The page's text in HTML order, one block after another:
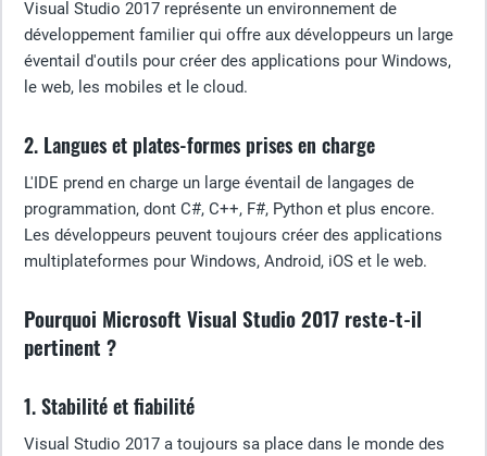
Visual Studio 2017 représente un environnement de
développement familier qui offre aux développeurs un large
éventail d'outils pour créer des applications pour Windows,
le web, les mobiles et le cloud.
2. Langues et plates-formes prises en charge
L'IDE prend en charge un large éventail de langages de
programmation, dont C#, C++, F#, Python et plus encore.
Les développeurs peuvent toujours créer des applications
multiplateformes pour Windows, Android, iOS et le web.
Pourquoi Microsoft Visual Studio 2017 reste-t-il
pertinent ?
1. Stabilité et fiabilité
Visual Studio 2017 a toujours sa place dans le monde des